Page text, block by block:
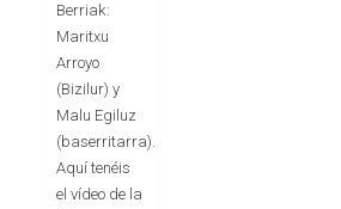
Berriak:
Maritxu
Arroyo
(Bizilur) y
Malu Egiluz
(baserritarra).
Aquí tenéis
el vídeo de la